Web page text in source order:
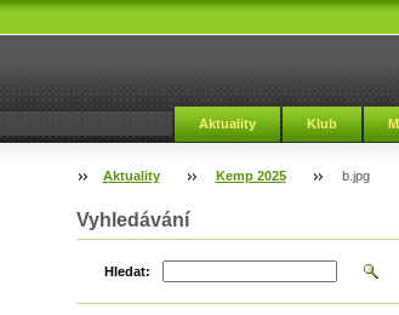
Aktuality Klub
Aktuality Kemp 2025 b.jpg
Vyhledávání
Hledat: